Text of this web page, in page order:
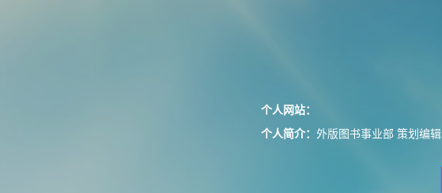
个人网站：
个人简介： 外版图书事业部 策划编辑